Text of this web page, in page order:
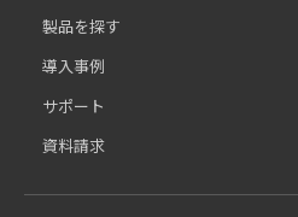
製品を探す
導入事例
サポート
資料請求